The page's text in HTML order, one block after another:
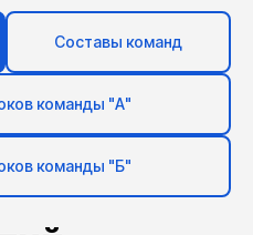
Составы команд
команды "А"
команды "Б"